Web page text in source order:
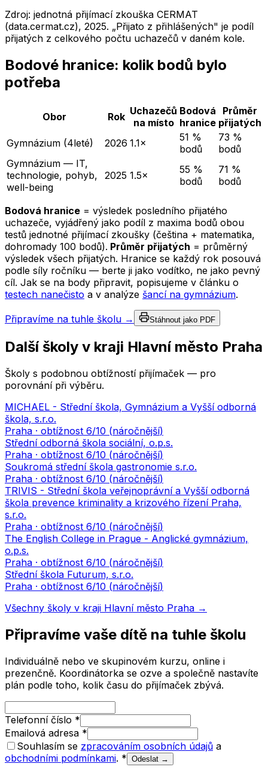
Zdroj: jednotná přijímací zkouška CERMAT
(data.cermat.cz), 2025. „Přijato z přihlášených" je podíl
přijatých z celkového počtu uchazečů v daném kole.
Bodové hranice: kolik bodů bylo
potřeba
Obor Rok Uchazečů
na místo
Bodová
hranice
Průměr
přijatých
Gymnázium (4leté)
2026 1.1×
51 %
bodů
73 %
bodů
Gymnázium — IT,
technologie, pohyb,
well-being
2025 1.5×
55 %
bodů
71 %
bodů
Bodová hranice = výsledek posledního přijatého
uchazeče, vyjádřený jako podíl z maxima bodů obou
testů jednotné přijímací zkoušky (čeština + matematika,
dohromady 100 bodů). Průměr přijatých = průměrný
výsledek všech přijatých. Hranice se každý rok posouvá
podle síly ročníku — berte ji jako vodítko, ne jako pevný
cíl. Jak se na body připravit, popisujeme v článku o
testech nanečisto a v analýze šancí na gymnázium.
Připravíme na tuhle školu → Stáhnout jako PDF
Další školy v kraji Hlavní město Praha
Školy s podobnou obtížností přijímaček — pro
porovnání při výběru.
MICHAEL - Střední škola, Gymnázium a Vyšší odborná
škola, s.r.o.
Praha · obtížnost 6/10 (náročnější)
Střední odborná škola sociální, o.p.s.
Praha · obtížnost 6/10 (náročnější)
Soukromá střední škola gastronomie s.r.o.
Praha · obtížnost 6/10 (náročnější)
TRIVIS - Střední škola veřejnoprávní a Vyšší odborná
škola prevence kriminality a krizového řízení Praha,
s.r.o.
Praha · obtížnost 6/10 (náročnější)
The English College in Prague - Anglické gymnázium,
o.p.s.
Praha · obtížnost 6/10 (náročnější)
Střední škola Futurum, s.r.o.
Praha · obtížnost 6/10 (náročnější)
Všechny školy v kraji Hlavní město Praha →
Připravíme vaše dítě na tuhle školu
Individuálně nebo ve skupinovém kurzu, online i
prezenčně. Koordinátorka se ozve a společně nastavíte
plán podle toho, kolik času do přijímaček zbývá.
Telefonní číslo *
Emailová adresa *
Souhlasím se zpracováním osobních údajů a
obchodními podmínkami. * Odeslat →